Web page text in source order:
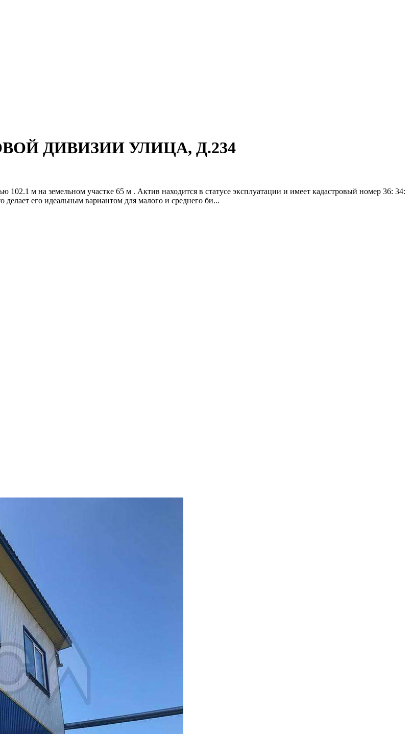
ДИВИЗИИ УЛИЦА, Д.234
м на земельном участке 65 м . Актив находится в статусе эксплуатации и имеет кадастровый номер 36: 34:
его идеальным вариантом для малого и среднего би...